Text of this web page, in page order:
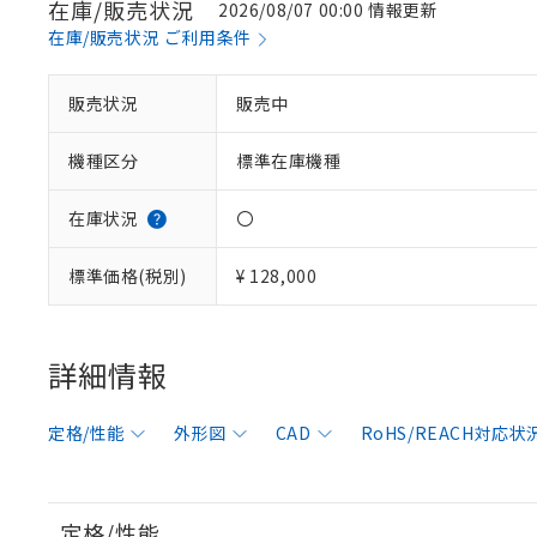
在庫/販売状況
2026/08/07 00:00 情報更新
在庫/販売状況 ご利用条件
販売状況 販売中
機種区分 標準在庫機種
在庫状況 〇
標準価格(税別) ¥ 128,000
詳細情報
定格/性能 外形図 CAD RoHS/REACH対応状